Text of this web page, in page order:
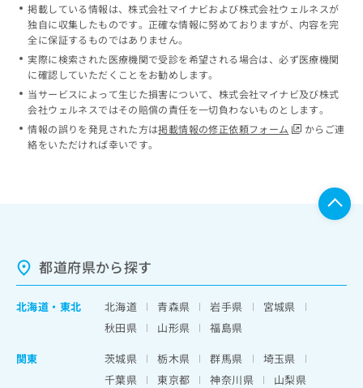
掲載している情報は、株式会社マイナビおよび株式会社ウェルネスが
独自に収集したものです。正確な情報に努めておりますが、内容を完
全に保証するものではありません。
実際に検索された医療機関で受診を希望される場合は、必ず医療機関
に確認していただくことをお勧めします。
当サービスによって生じた損害について、株式会社マイナビ及び株式
会社ウェルネスではその賠償の責任を一切負わないものとします。
情報の誤りを発見された方は掲載情報の修正依頼フォーム
からご連
絡をいただければ幸いです。
都道府県から探す
北海道 ・ 東北 北海道 青森県 岩手県
宮城県
秋田県
山形県
福島県
関東
茨城県 栃木県 群馬県
埼玉県
千葉県
東京都 神奈川県
山梨県